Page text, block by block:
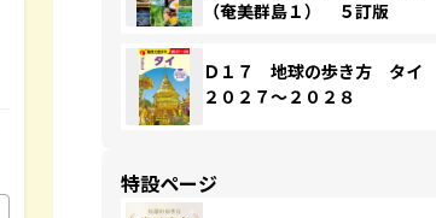
（奄美群島１） ５訂版
Ｄ１７ 地球の歩き方 タイ
２０２７～２０２８
特設ページ